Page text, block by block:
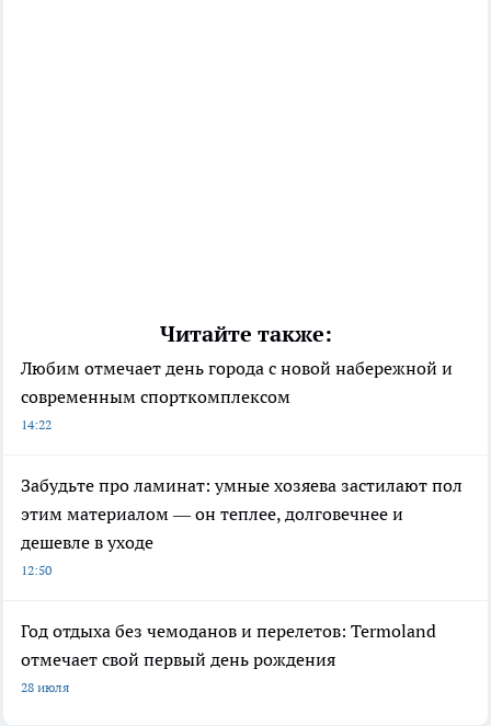
Читайте также:
Любим отмечает день города с новой набережной и
современным спорткомплексом
14:22
Забудьте про ламинат: умные хозяева застилают пол
этим материалом — он теплее, долговечнее и
дешевле в уходе
12:50
Год отдыха без чемоданов и перелетов: Termoland
отмечает свой первый день рождения
28 июля